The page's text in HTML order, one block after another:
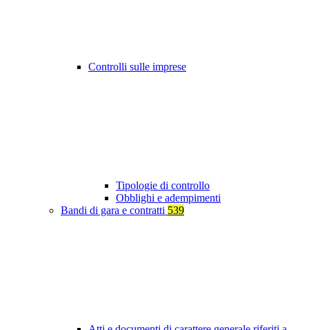
Controlli sulle imprese
Tipologie di controllo
Obblighi e adempimenti
Bandi di gara e contratti 539